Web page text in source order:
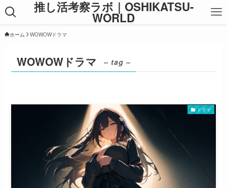
推し活考察ラボ｜OSHIKATSU-
WORLD
ホーム WOWOWドラマ
WOWOWドラマ – tag –
ドラマ